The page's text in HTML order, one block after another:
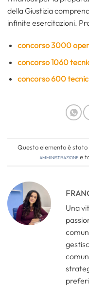
della Giustizia
infinite esercitazioni.
concorso 3000
concorso 1060
concorso 600
Questo elemento è stato
amministrazionee
Una